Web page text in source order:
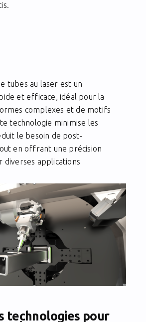
tubes au laser est un
et efficace, idéal pour la
complexes et de motifs
technologie minimise les
le besoin de post-
en offrant une précision
diverses applications
technologies pour